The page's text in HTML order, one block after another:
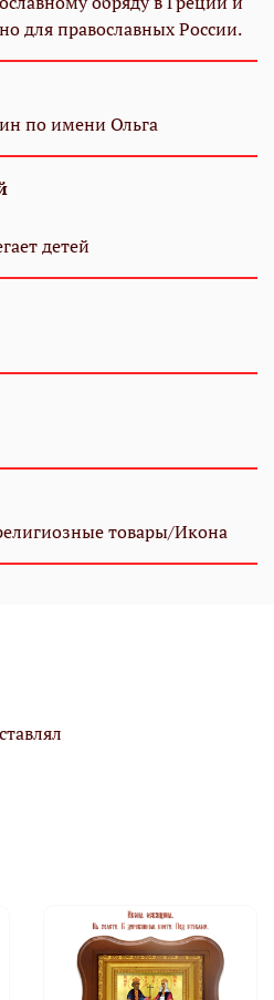
для православных России.
по имени Ольга
детей
товары/Икона